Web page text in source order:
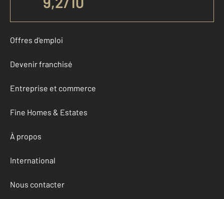
Offres d'emploi
Devenir franchisé
Entreprise et commerce
Fine Homes & Estates
À propos
International
Nous contacter